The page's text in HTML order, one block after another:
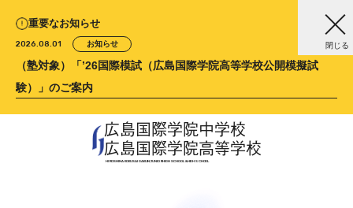
重要なお知らせ
2026.08.01 お知らせ
（塾対象）「’26国際模試（広島国際学院高等学校公開模擬試
験）」のご案内
閉じる
広島国際学院中学校
広島国際学院高等学校
HIROSHIMA KOKUSAI GAKUINJUNIOR HIGH SCHOOL &HIGH SCHOOL